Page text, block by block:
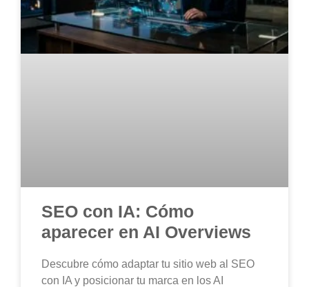
SEO con IA: Cómo
aparecer en AI Overviews
Descubre cómo adaptar tu sitio web al SEO
con IA y posicionar tu marca en los AI